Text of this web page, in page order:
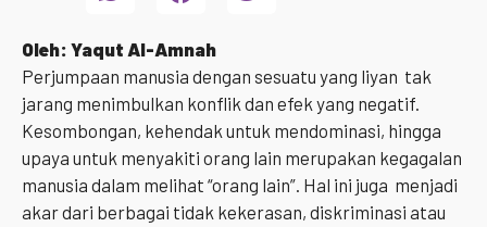
Oleh: Yaqut Al-Amnah
Perjumpaan manusia dengan sesuatu yang liyan tak
jarang menimbulkan konflik dan efek yang negatif.
Kesombongan, kehendak untuk mendominasi, hingga
upaya untuk menyakiti orang lain merupakan kegagalan
manusia dalam melihat “orang lain”. Hal ini juga menjadi
akar dari berbagai tidak kekerasan, diskriminasi atau